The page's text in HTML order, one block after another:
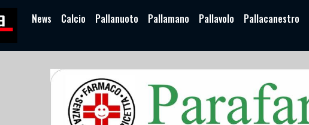
News Calcio Pallanuoto Pallamano Pallavolo Pallacanestro